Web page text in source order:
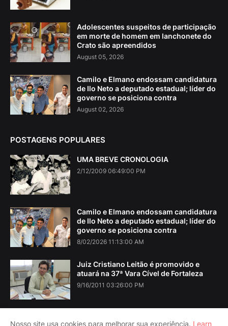
Adolescentes suspeitos de participação
em morte de homem em lanchonete do
Crato são apreendidos
August 05, 2026
Camilo e Elmano endossam candidatura
de Ilo Neto a deputado estadual; líder do
governo se posiciona contra
August 02, 2026
POSTAGENS POPULARES
UMA BREVE CRONOLOGIA
2/12/2009 06:49:00 PM
Camilo e Elmano endossam candidatura
de Ilo Neto a deputado estadual; líder do
governo se posiciona contra
8/02/2026 11:13:00 AM
Juiz Cristiano Leitão é promovido e
atuará na 37ª Vara Cível de Fortaleza
9/16/2011 03:26:00 PM
Nosso site usa cookies para melhorar sua experiência. Learn